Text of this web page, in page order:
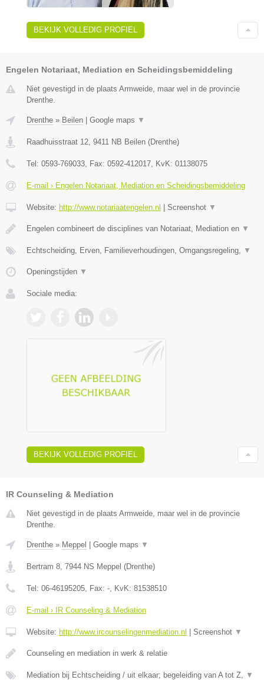
BEKIJK VOLLEDIG PROFIEL
Engelen Notariaat, Mediation en Scheidingsbemiddeling
Niet gevestigd in de plaats Armweide, maar wel in de provincie
Drenthe.
Drenthe » Beilen Google maps ▼
Raadhuisstraat 12, 9411 NB Beilen (Drenthe)
Tel: 0593-769033, Fax: 0592-412017, KvK: 01138075
E-mail › Engelen Notariaat, Mediation en Scheidingsbemiddeling
Website: http://www.notariaatengelen.nl Screenshot ▼
Engelen combineert de disciplines van Notariaat, Mediation en ▼
Echtscheiding, Erven, Familieverhoudingen, Omgangsregeling, ▼
Openingstijden ▼
Sociale media:
BEKIJK VOLLEDIG PROFIEL
IR Counseling & Mediation
Niet gevestigd in de plaats Armweide, maar wel in de provincie
Drenthe.
Drenthe » Meppel Google maps ▼
Bertram 8 7944 NS Meppel (Drenthe)
Tel: 06-46195205 , Fax: - , KvK: 81538510
E-mail › IR Counseling & Mediation
Website: http://www.ircounselingenmediation.nl Screenshot ▼
Counseling en mediation in werk & relatie
Mediation bij Echtscheiding / uit elkaar; begeleiding van A tot Z, ▼